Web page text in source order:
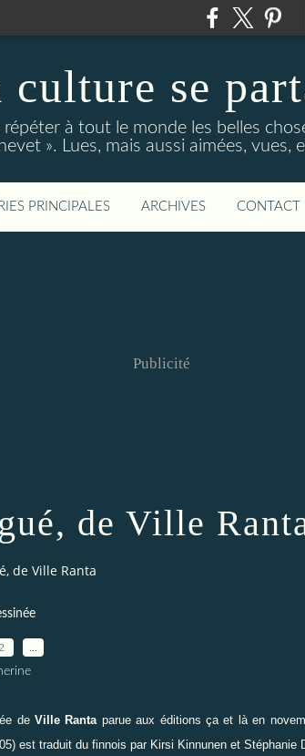
culture se
à tout le monde les belles
». Lues, mais aussi aimées, vues,
PRINCIPALES ARCHIVES CONTACT
Publicité
de Ville
de Ville Ranta
deVille Ranta parue aux éditionsça et làen
est traduit du finnois par Kirsi Kinnunen et Stéphanie